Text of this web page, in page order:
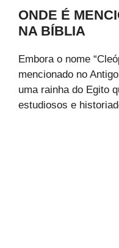
ONDE É
NA BÍBLIA
Embora o nome
mencionado no
uma rainha do Egito
estudiosos e